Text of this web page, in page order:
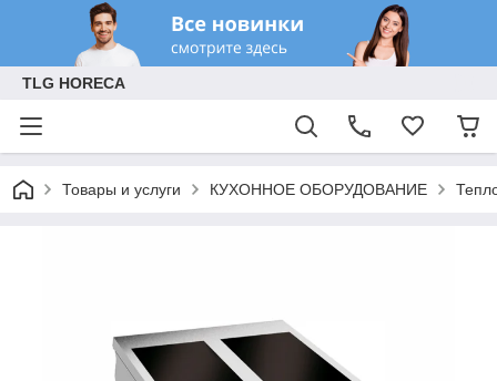
TLG HORECA
Товары и услуги КУХОННОЕ ОБОРУДОВАНИЕ